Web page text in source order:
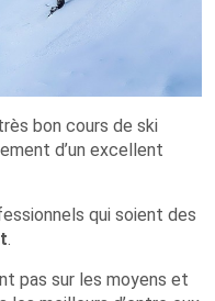
bon cours de ski
d’un excellent
qui soient des
.
pas sur les moyens et